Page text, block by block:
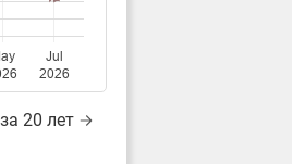
Jul
2026
20 лет